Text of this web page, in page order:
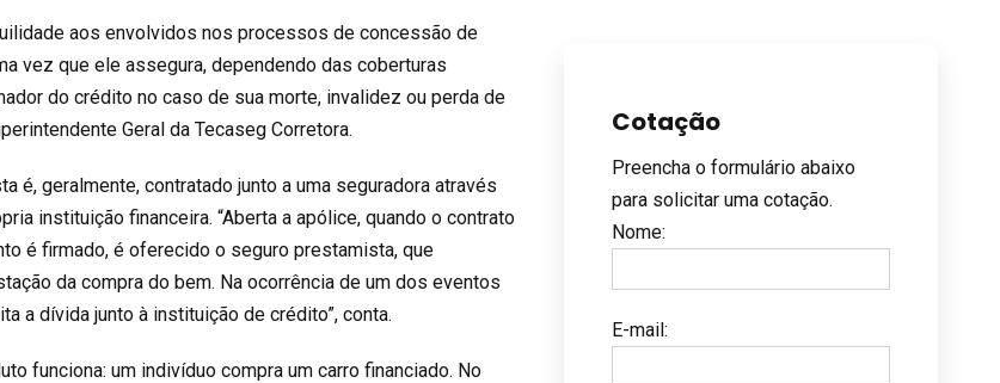
aos envolvidos nos processos de concessão de
vez que ele assegura, dependendo das coberturas
do crédito no caso de sua morte, invalidez ou perda de
Geral da Tecaseg Corretora.
é, geralmente, contratado junto a uma seguradora através
instituição financeira. “Aberta a apólice, quando o contrato
é firmado, é oferecido o seguro prestamista, que
da compra do bem. Na ocorrência de um dos eventos
a dívida junto à instituição de crédito”, conta.
funciona: um indivíduo compra um carro financiado. No
Cotação
Preencha o formulário abaixo
para solicitar uma cotação.
Nome:
E-mail: